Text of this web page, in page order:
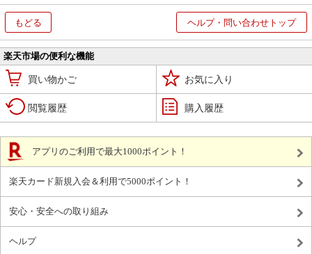
もどる ヘルプ・問い合わせトップ
楽天市場の便利な機能
買い物かご お気に入り
閲覧履歴 購入履歴
アプリのご利用で最大1000ポイント！
楽天カード新規入会＆利用で5000ポイント！
安心・安全への取り組み
ヘルプ